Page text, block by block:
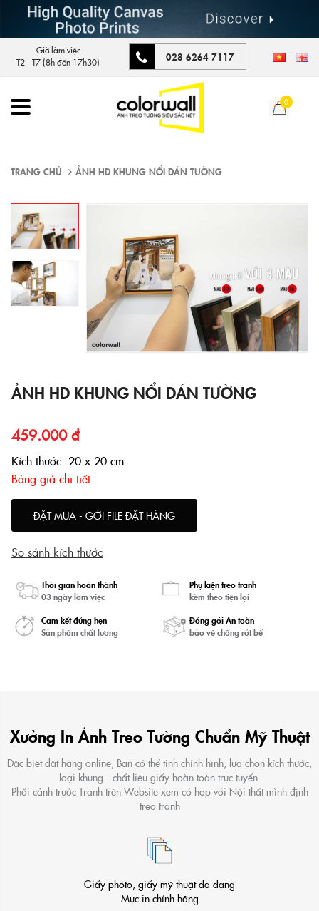
Giờ làm việc
T2 - T7 (8h đến 17h30)
028 6264 7117
0
TRANG CHỦ ẢNH HD KHUNG NỔI DÁN TƯỜNG
ẢNH HD KHUNG NỔI DÁN TƯỜNG
459.000 đ
Kích thước: 20 x 20 cm
Bảng giá chi tiết
ĐẶT MUA - GỞI FILE ĐẶT HÀNG
So sánh kích thước
Thời gian hoàn thành
03 ngày làm việc
Phụ kiện treo tranh
kèm theo tiện lợi
Cam kết đúng hẹn
Sản phẩm chất lượng
Đóng gói An toàn
bảo vệ chống rớt bể
Xưởng In Ảnh Treo Tường Chuẩn Mỹ Thuật
Đặc biệt đặt hàng online, Bạn có thể tinh chỉnh hình, lựa chọn kích thước,
loại khung - chất liệu giấy hoàn toàn trực tuyến.
Phối cảnh trước Tranh trên Website xem có hợp với Nội thất mình định
treo tranh
Giấy photo, giấy mỹ thuật đa dạng
Mực in chính hãng